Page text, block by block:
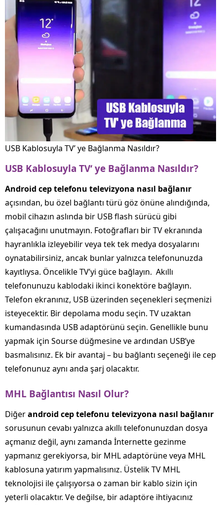
USB Kablosuyla TV’ ye Bağlanma Nasıldır?
USB Kablosuyla TV‘ye Bağlanma Nasıldır?
Android ceptelefonu televizyona nasıl bağlanır
açısından, bu özel bağlantı türü göz önüne alındığında,
mobil cihazın aslında bir USB flash sürücü gibi
çalışacağını unutmayın. Fotoğrafları bir TV ekranında
hayranlıkla izleyebilir veya tek tek medya dosyalarını
oynatabilirsiniz, ancak bunlar yalnızca telefonunuzda
kayıtlıysa. Öncelikle TV’yi güce bağlayın. Akıllı
telefonunuzu kablodaki ikinci konektöre bağlayın.
Telefon ekranınız, USB üzerinden seçenekleri seçmenizi
isteyecektir. Bir depolama modu seçin. TV uzaktan
kumandasında USB adaptörünü seçin. Genellikle bunu
yapmak için Sourse düğmesine ve ardından USB’ye
basmalısınız. Ek bir avantaj – bu bağlantı seçeneği ile cep
telefonunuz aynı anda şarj olacaktır.
MHL Bağlantısı Nasıl Olur?
Diğerandroid ceptelefonu televizyona nasıl bağlanır
sorusunun cevabı yalnızca akıllı telefonunuzdan dosya
açmanız değil, aynı zamanda İnternette gezinme
yapmanız gerekiyorsa, bir MHL adaptörüne veya MHL
kablosuna yatırım yapmalısınız. Üstelik TV MHL
teknolojisi ile çalışıyorsa o zaman bir kablo sizin için
yeterli olacaktır. Ve değilse, bir adaptöre ihtiyacınız